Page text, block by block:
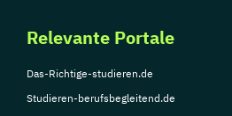
Relevante Portale
Das-Richtige-studieren.de
Studieren-berufsbegleitend.de